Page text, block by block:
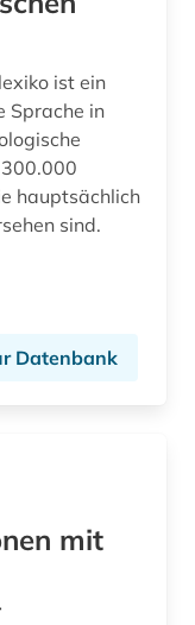
ist ein
Sprache in
hauptsächlich
sind.
Datenbank
mit